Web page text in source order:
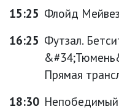
15:25 Флойд
16:25 Футзал.
Прямая
18:30 Непобедимый